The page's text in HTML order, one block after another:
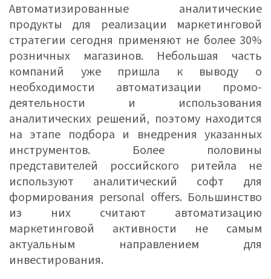
Автоматизированные аналитические
продукты для реализации маркетинговой
стратегии сегодня применяют не более 30%
розничных магазинов. Небольшая часть
компаний уже пришла к выводу о
необходимости автоматизации промо-
деятельности и использования
аналитических решений, поэтому находится
на этапе подбора и внедрения указанных
инструментов. Более половины
представителей российского ритейла не
используют аналитический софт для
формирования personal offers. Большинство
из них считают автоматизацию
маркетинговой активности не самым
актуальным направлением для
инвестирования.